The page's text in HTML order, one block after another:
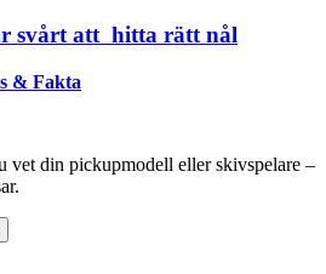
svårt att hitta rätt nål
& Fakta
vet din pickupmodell eller skivspelare –